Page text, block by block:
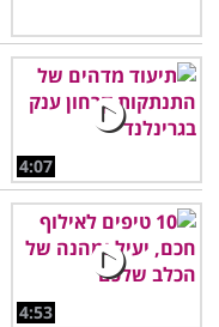
4:07
4:53